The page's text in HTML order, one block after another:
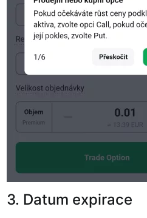
3. Datum expirace